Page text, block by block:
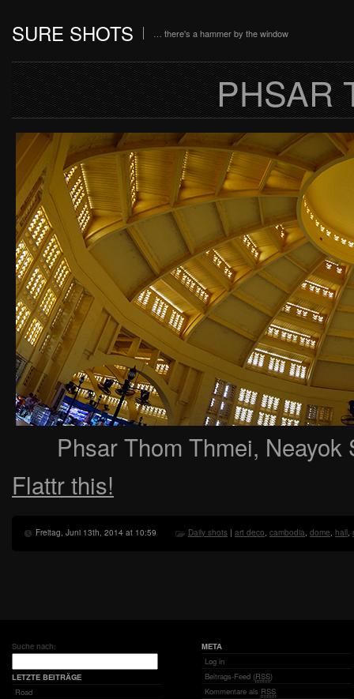
SURE SHOTS … there's a hammer by the window
PHSAR
Phsar Thom Thmei,
Flattr this!
Freitag, Juni 13th, 2014 at 10:59 Daily shots | art deco, cambodia, dome, hall,
Suche nach:
LETZTE BEITRÄGE
Road
META
Log in
Beitrags-Feed (RSS)
Kommentare als RSS